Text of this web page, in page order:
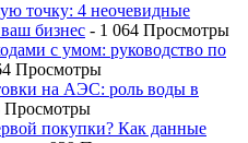
точку: 4 неочевидные
бизнес - 1 064 Просмотры
с умом: руководство по
Просмотры
на АЭС: роль воды в
Просмотры
покупки? Как данные